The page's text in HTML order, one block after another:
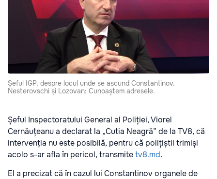
Șeful IGP, despre locul unde se ascund Constantinov,
Nesterovschi și Lozovan: Cunoaștem adresele.
Șeful Inspectoratului General al Poliției, Viorel
Cernăuțeanu a declarat la „Cutia Neagră” de la TV8, că
intervenția nu este posibilă, pentru că polițiștii trimiși
acolo s-ar afla în pericol, transmitetv8.md.
El a precizat că în cazul lui Constantinov organele de